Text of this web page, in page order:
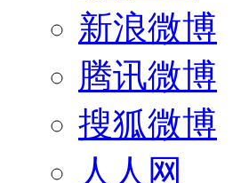
新浪微博
腾讯微博
搜狐微博
人人网